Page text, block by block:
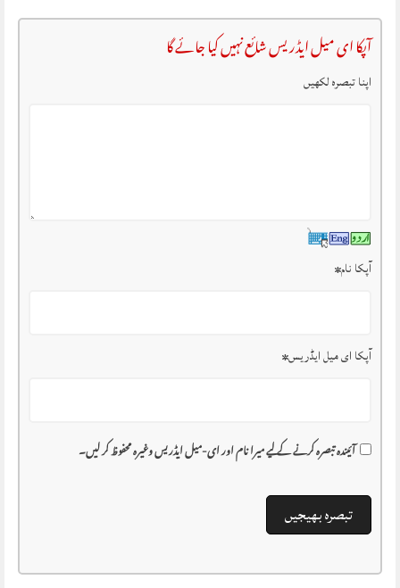
آپکا ای میل ایڈریس شائع نہیں کیا جائے گا
اپنا تبصرہ لکھیں
آپکا نام*
آپکا ای میل ایڈریس*
آئیندہ تبصرہ کرنے کے لیے میرا نام اور ای-میل ایڈریس وغیرہ محفوظ کر لیں۔